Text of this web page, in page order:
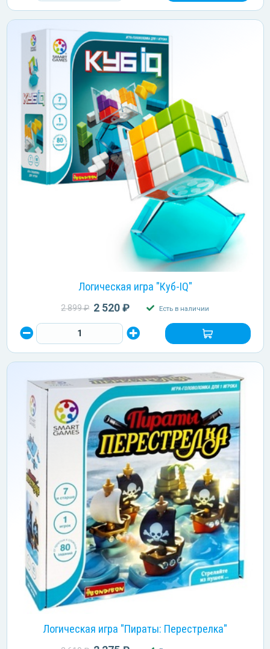
Логическая игра "Куб-IQ"
2 899 ₽ 2 520 ₽ Есть в наличии
Логическая игра "Пираты: Перестрелка"